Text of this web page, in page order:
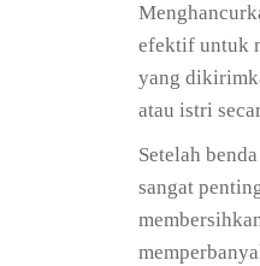
efektif untuk
yang
atau istri
Setelah
sangat